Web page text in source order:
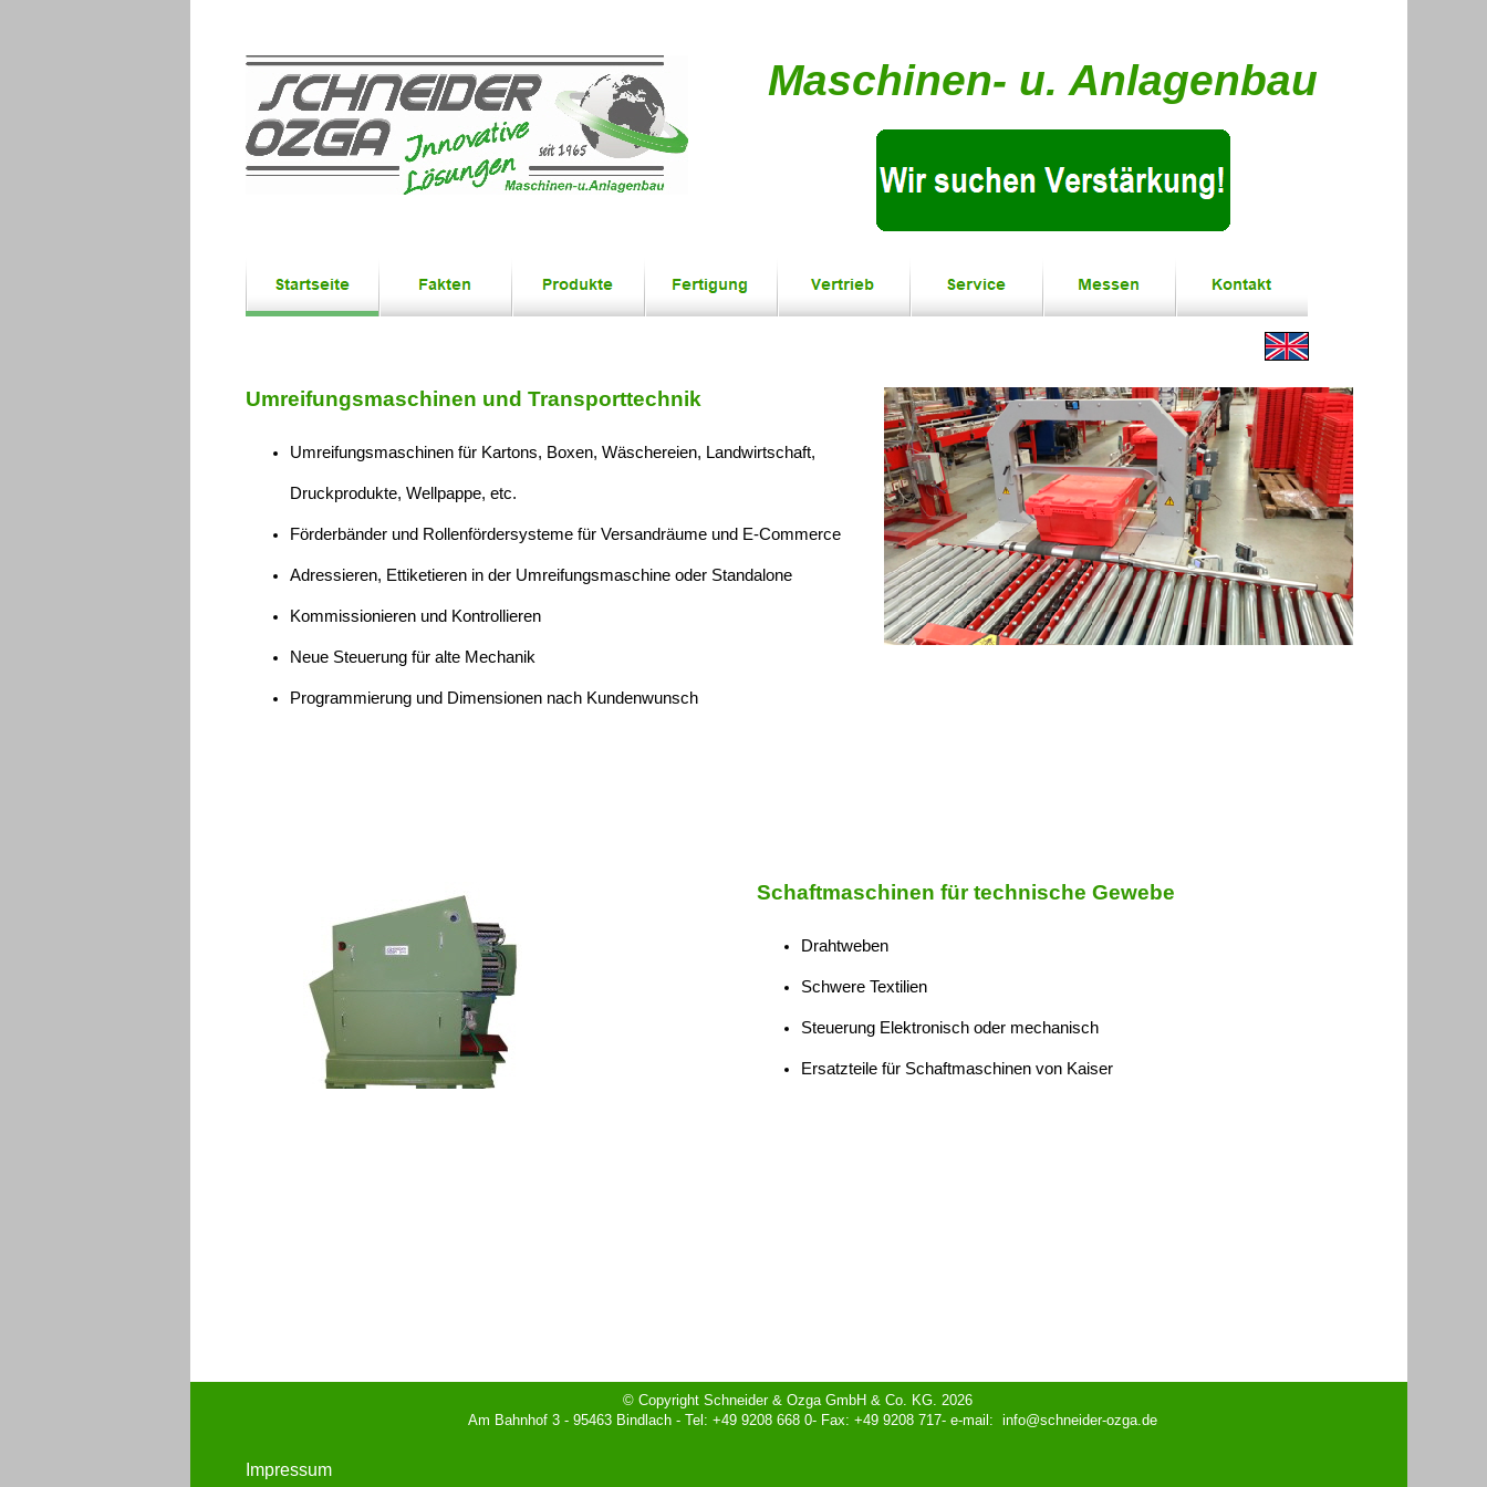
Maschinen- u. Anlagenbau
Umreifungsmaschinen und Transporttechnik
Umreifungsmaschinen für Kartons, Boxen, Wäschereien, Landwirtschaft,
Druckprodukte, Wellpappe, etc.
Förderbänder und Rollenfördersysteme für Versandräume und E-Commerce
Adressieren, Ettiketieren in der Umreifungsmaschine oder Standalone
Kommissionieren und Kontrollieren
Neue Steuerung für alte Mechanik
Programmierung und Dimensionen nach Kundenwunsch
Schaftmaschinen für technische Gewebe
Drahtweben
Schwere Textilien
Steuerung Elektronisch oder mechanisch
Ersatzteile für Schaftmaschinen von Kaiser
© Copyright Schneider & Ozga GmbH & Co. KG. 2026
Am Bahnhof 3 - 95463 Bindlach - Tel: +49 9208 668 0- Fax: +49 9208 717- e-mail: info@schneider-ozga.de
Impressum